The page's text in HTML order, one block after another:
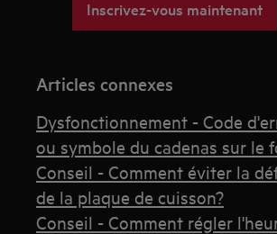
Inscrivez-vous maintenant
Articles connexes
Dysfonctionnement - Code
ou symbole du cadenas sur le
Conseil - Comment éviter la
de la plaque de cuisson?
Conseil - Comment régler